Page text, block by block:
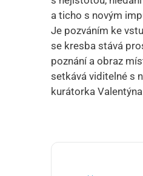
a ticho s novým
Je pozváním ke
se kresba stává
poznání a obraz
setkává viditelné s
kurátorka